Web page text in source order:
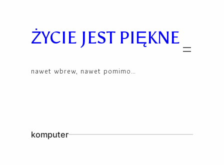
contentŻYCIE JEST PIĘKNE
nawet wbrew, nawet pomimo…
komputer